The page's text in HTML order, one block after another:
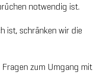
notwendig ist.
ist, schränken wir die
zum Umgang mit